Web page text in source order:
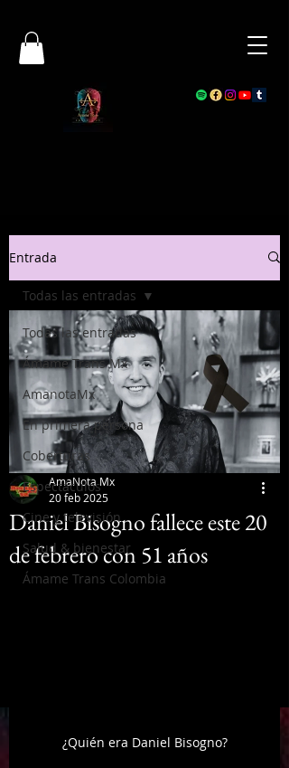
Entrada
Todas las entradas
Ámame Trans Mx
AmanotaMx
En primera persona
Coberturas
Espectáculos
Cine y televisión
Salud & bienestar
Ámame Trans Colombia
Todas las entradas
Daniel Bisogno fallece este 20
de febrero con 51 años
AmaNota Mx
20 feb 2025
¿Quién era Daniel Bisogno?